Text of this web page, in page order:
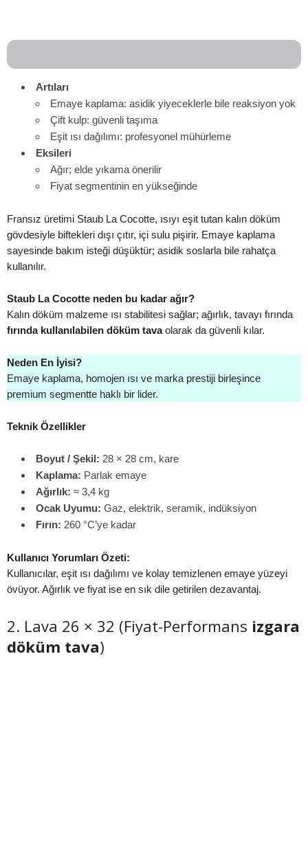
Artıları
Emaye kaplama: asidik yiyeceklerle bile reaksiyon yok
Çift kulp: güvenli taşıma
Eşit ısı dağılımı: profesyonel mühürleme
Eksileri
Ağır; elde yıkama önerilir
Fiyat segmentinin en yükseğinde
Fransız üretimi Staub La Cocotte, ısıyı eşit tutan kalın döküm
gövdesiyle biftekleri dışı çıtır, içi sulu pişirir. Emaye kaplama
sayesinde bakım isteği düşüktür; asidik soslarla bile rahatça
kullanılır.
Staub La Cocotte neden bu kadar ağır?
Kalın döküm malzeme ısı stabilitesi sağlar; ağırlık, tavayı fırında
fırında kullanılabilen döküm tavaolarak da güvenli kılar.
Neden En İyisi?
Emaye kaplama, homojen ısı ve marka prestiji birleşince
premium segmentte haklı bir lider.
Teknik Özellikler
Boyut / Şekil: 28 × 28 cm, kare
Kaplama: Parlak emaye
Ağırlık: ≈ 3,4 kg
Ocak Uyumu: Gaz, elektrik, seramik, indüksiyon
Fırın: 260 °C’ye kadar
Kullanıcı Yorumları Özeti:
Kullanıcılar, eşit ısı dağılımı ve kolay temizlenen emaye yüzeyi
övüyor. Ağırlık ve fiyat ise en sık dile getirilen dezavantaj.
2. Lava 26 × 32 (Fiyat-Performans izgara
döküm tava)